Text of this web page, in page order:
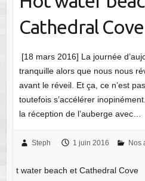
Cathedral Cove
[18 mars 2016] La journée
tranquille alors que nous nous
avant le réveil. Et ça, ce n’est
toutefois s’accélérer
la réception de l’auberge avec…
Steph 1 juin 2016 Nos
t water beach et Cathedral Cove